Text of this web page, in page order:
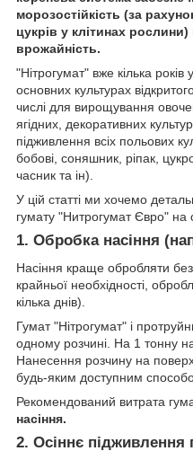
морозостійкість (за
цукрів у клітинах
врожайність.
"Нітрогумат" вже кілька років
основних культурах
числі для вирощування
ягідних, декоративних
підживлення всіх польових
бобові, соняшник, ріпак,
часник та ін).
У цій статті ми хочемо
гумату "Нитрогумат Євро" на
1. Обробка насіння
Насіння краще обробляти
крайньої необхідності,
кілька днів).
Гумат "Нітрогумат" і
одному розчині. На 1 тонну
Нанесення розчину на
будь-яким доступним
Рекомендований витрата
насіння.
2. Осіннє підживлення